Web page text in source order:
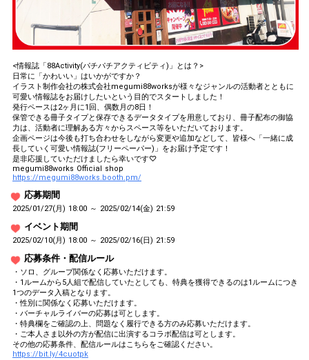
<情報誌「88Activity(パチパチアクティビティ)」とは？>
日常に「かわいい」はいかがですか？
イラスト制作会社の株式会社megumi88worksが様々なジャンルの活動者とともに
可愛い情報誌をお届けしたいという目的でスタートしました！
発行ペースは2ヶ月に1回、偶数月の8日！
保管できる冊子タイプと保存できるデータタイプを用意しており、冊子配布の御協
力は、活動者に理解ある方々からスペース等をいただいております。
企画ページは今後も打ち合わせをしながら変更や追加などして、皆様へ「一緒に成
長していく可愛い情報誌(フリーペーパー)」をお届け予定です！
是非応援していただけましたら幸いです♡
megumi88works Official shop
https://megumi88works.booth.pm/
応募期間
2025/01/27(月) 18:00 ～ 2025/02/14(金) 21:59
イベント期間
2025/02/10(月) 18:00 ～ 2025/02/16(日) 21:59
応募条件・配信ルール
・ソロ、グループ関係なく応募いただけます。
・1ルームから5人組で配信していたとしても、特典を獲得できるのは1ルームにつき
1つのデータ入稿となります。
・性別に関係なく応募いただけます。
・バーチャルライバーの応募は可とします。
・特典欄をご確認の上、問題なく履行できる方のみ応募いただけます。
・ご本人さま以外の方が配信に出演するコラボ配信は可とします。
その他の応募条件、配信ルールはこちらをご確認ください。
https://bit.ly/4cuotpk